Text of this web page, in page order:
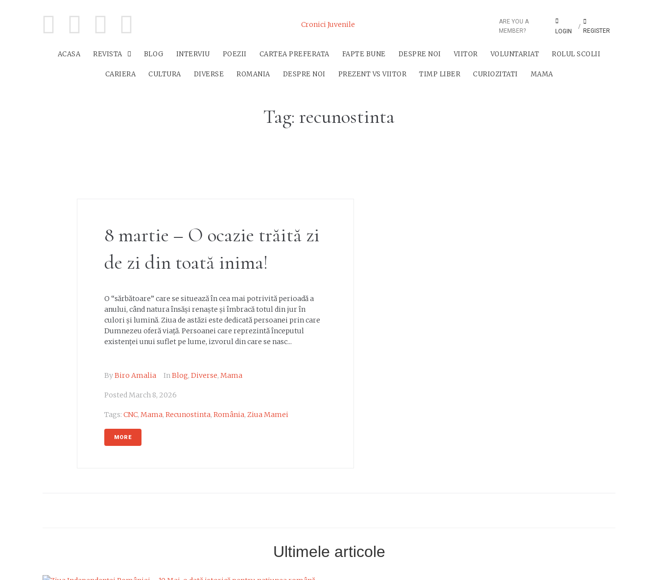
Cronici Juvenile
ARE YOU A
MEMBER?
LOGIN
/
REGISTER
ACASA REVISTA BLOG INTERVIU POEZII CARTEA PREFERATA FAPTE BUNE DESPRE NOI VIITOR VOLUNTARIAT ROLUL SCOLII
CARIERA CULTURA DIVERSE ROMANIA DESPRE NOI PREZENT VS VIITOR TIMP LIBER CURIOZITATI MAMA
Tag: recunostinta
8 martie – O ocazie trăită zi
de zi din toată inima!
O “sărbătoare” care se situează în cea mai potrivită perioadă a
anului, când natura însăși renaște și îmbracă totul din jur în
culori și lumină. Ziua de astăzi este dedicată persoanei prin care
Dumnezeu oferă viață. Persoanei care reprezintă începutul
existenței unui suflet pe lume, izvorul din care se nasc...
ByBiro Amalia InBlog,Diverse,Mama
PostedMarch 8, 2026
Tags:CNC,Mama,Recunostinta,România,Ziua Mamei
MORE
Ultimele articole